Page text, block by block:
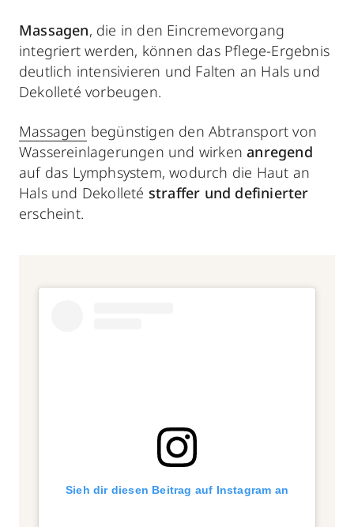
Massagen, die in den Eincremevorgang
integriert werden, können das Pflege-Ergebnis
deutlich intensivieren und Falten an Hals und
Dekolleté vorbeugen.
Massagen begünstigen den Abtransport von
Wassereinlagerungen und wirkenanregend
auf das Lymphsystem, wodurch die Haut an
Hals und Dekolleté straffer und definierter
erscheint.
Sieh dir diesen Beitrag auf Instagram an